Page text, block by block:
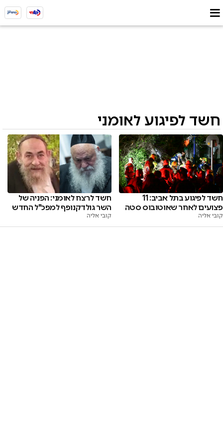
חשד לפיגוע לאומני
חשד לפיגוע בתל אביב: 11
פצועים לאחר שאוטובוס סטה
קובי אליה
חשד לרצח לאומני: הפניה של
השר גולדקנופף למפכ"ל החדש
קובי אליה